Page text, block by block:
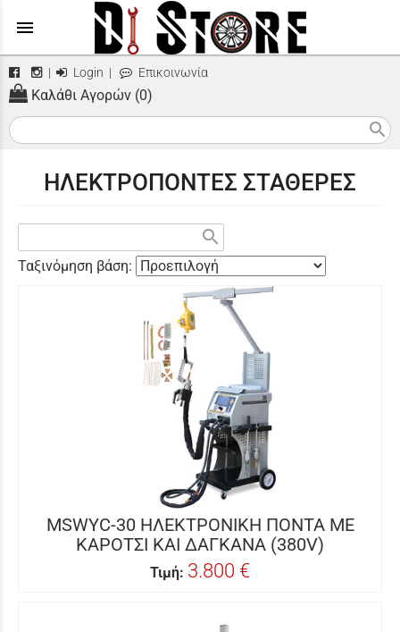
menu
| Login | Επικοινωνία
Καλάθι Αγορών (0)
search
ΗΛΕΚΤΡΟΠΟΝΤΕΣ ΣΤΑΘΕΡΕΣ
search
Ταξινόμηση βάση:
MSWYC-30 ΗΛΕΚΤΡΟΝΙΚΗ ΠΟΝΤΑ ΜΕ
ΚΑΡΟΤΣΙ ΚΑΙ ΔΑΓΚΑΝΑ (380V)
Τιμή: 3.800 €